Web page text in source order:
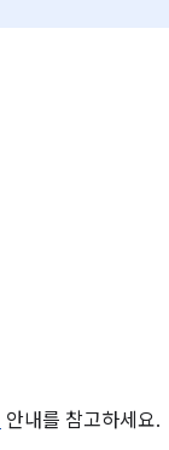
안내를 참고하세요.